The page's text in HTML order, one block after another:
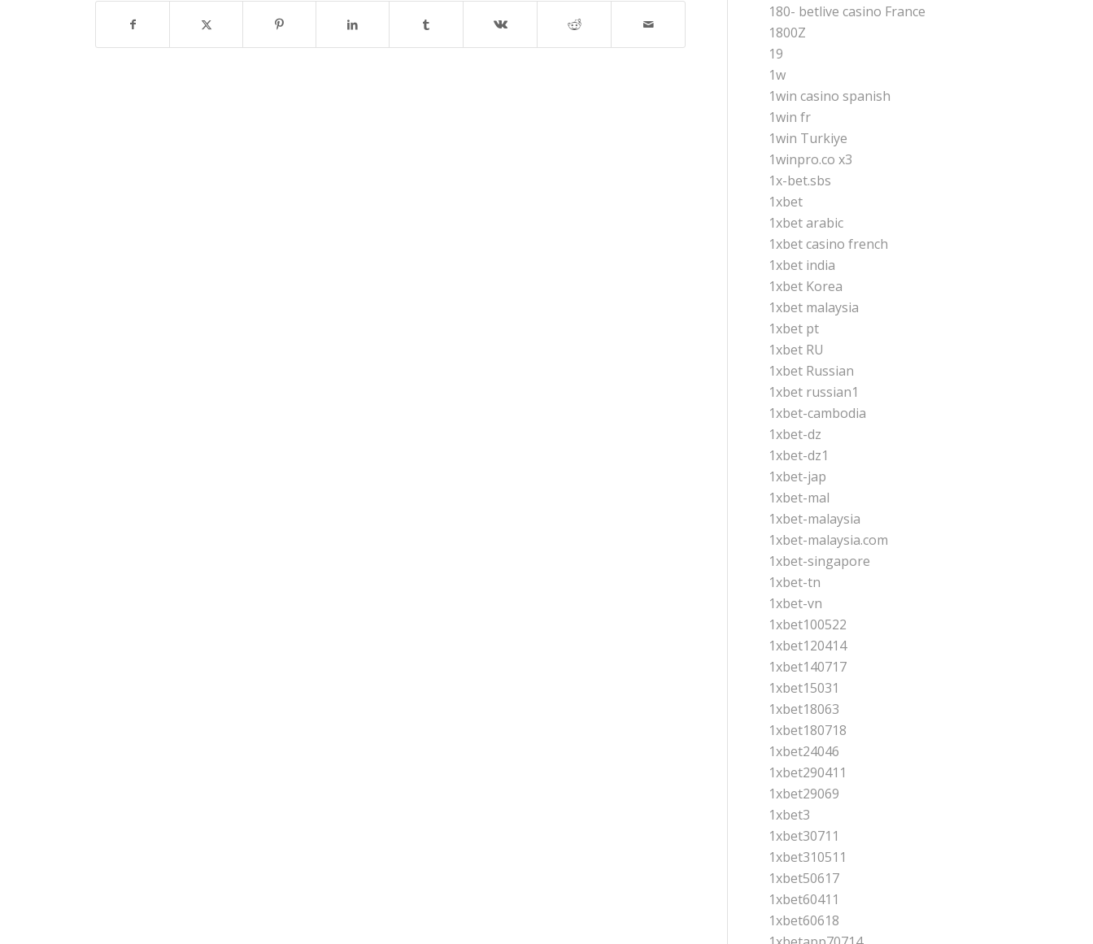
180- betlive casino France
1800Z
19
1w
1win casino spanish
1win fr
1win Turkiye
1winpro.co x3
1x-bet.sbs
1xbet
1xbet arabic
1xbet casino french
1xbet india
1xbet Korea
1xbet malaysia
1xbet pt
1xbet RU
1xbet Russian
1xbet russian1
1xbet-cambodia
1xbet-dz
1xbet-dz1
1xbet-jap
1xbet-mal
1xbet-malaysia
1xbet-malaysia.com
1xbet-singapore
1xbet-tn
1xbet-vn
1xbet100522
1xbet120414
1xbet140717
1xbet15031
1xbet18063
1xbet180718
1xbet24046
1xbet290411
1xbet29069
1xbet3
1xbet30711
1xbet310511
1xbet50617
1xbet60411
1xbet60618